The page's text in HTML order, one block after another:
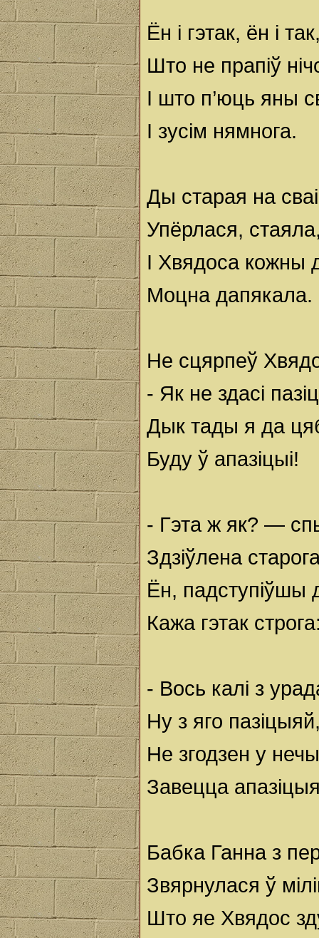
Ён і гэтак, ён і
Што не прапіў
I што п’юць яны
I зусім нямнога.
Ды старая на
Упёрлася,
I Хвядоса кожны
Моцна дапякала.
Не сцярпеў
- Як не здасі
Дык тады я да
Буду ў апазіцыі!
- Гэта ж як? —
Здзіўлена
Ён, падступіўшы
Кажа гэтак
- Вось калі з
Ну з яго
Не згодзен у
Завецца
Бабка Ганна з
Звярнулася ў
Што яе Хвядос